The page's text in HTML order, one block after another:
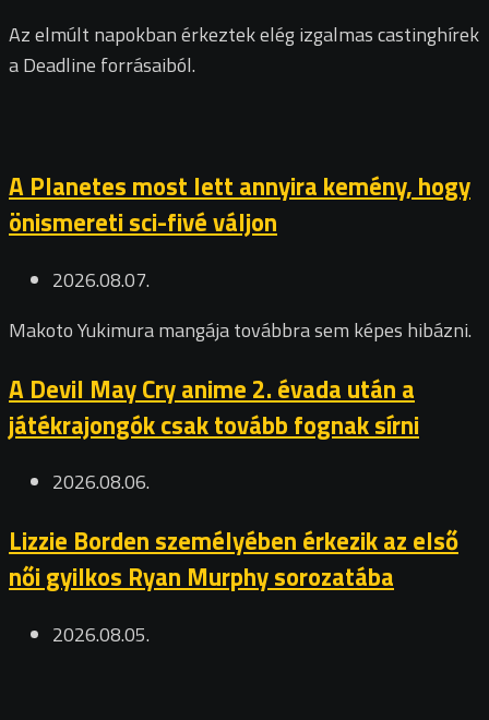
Az elmúlt napokban érkeztek elég izgalmas castinghírek
a Deadline forrásaiból.
A Planetes most lett annyira kemény, hogy
önismereti sci-fivé váljon
2026.08.07.
Makoto Yukimura mangája továbbra sem képes hibázni.
A Devil May Cry anime 2. évada után a
játékrajongók csak tovább fognak sírni
2026.08.06.
Lizzie Borden személyében érkezik az első
női gyilkos Ryan Murphy sorozatába
2026.08.05.